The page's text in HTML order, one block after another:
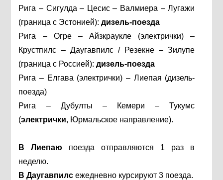
Рига – Сигулда – Цесис – Валмиера – Лугажи
(граница с Эстонией):дизель-поезда
Рига – Огре – Айзкраукле (электрички) –
Крустпилс – Даугавпилс / Резекне – Зилупе
(граница с Россией):дизель-поезда
Рига – Елгава (электрички) – Лиепая (дизель-
поезда)
Рига – Дубулты – Кемери – Тукумс
(электрички, Юрмальское направление).
В Лиепаю поезда отправляются 1 раз в
неделю.
В Даугавпилс ежедневно курсируют 3 поезда.